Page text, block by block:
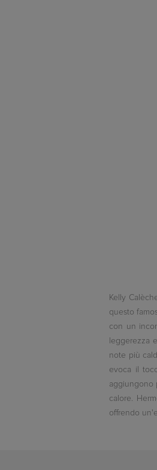
Kelly
questo
con un
leggerezza
note più
evoca il
aggiungono
calore.
offrendo